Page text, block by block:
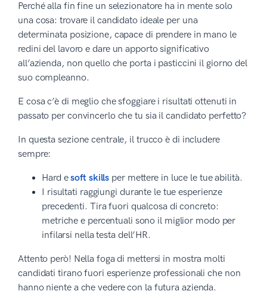
Perché alla fin fine un selezionatore ha in mente solo
una cosa: trovare il candidato ideale per una
determinata posizione, capace di prendere in mano le
redini del lavoro e dare un apporto significativo
all’azienda, non quello che porta i pasticcini il giorno del
suo compleanno.
E cosa c’è di meglio che sfoggiare i risultati ottenuti in
passato per convincerlo che tu sia il candidato perfetto?
In questa sezione centrale, il trucco è di includere
sempre:
Hard esoft skills per mettere in luce le tue abilità.
I risultati raggiungi durante le tue esperienze
precedenti. Tira fuori qualcosa di concreto:
metriche e percentuali sono il miglior modo per
infilarsi nella testa dell’HR.
Attento però! Nella foga di mettersi in mostra molti
candidati tirano fuori esperienze professionali che non
hanno niente a che vedere con la futura azienda.